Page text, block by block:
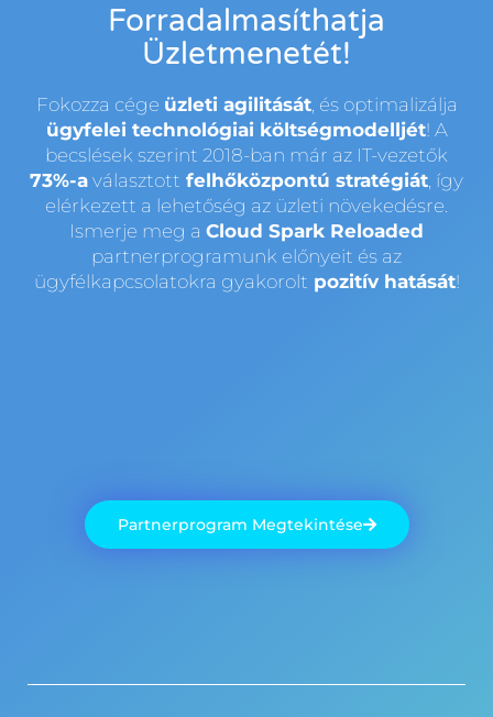
Forradalmasíthatja
Üzletmenetét!
Fokozza cége üzleti agilitását, és optimalizálja
ügyfelei technológiai költségmodelljét! A
becslések szerint 2018-ban már az IT-vezetők
73%-a választott felhőközpontú stratégiát, így
elérkezett a lehetőség az üzleti növekedésre.
Ismerje meg a Cloud Spark Reloaded
partnerprogramunk előnyeit és az
ügyfélkapcsolatokra gyakorolt pozitív hatását!
Partnerprogram Megtekintése